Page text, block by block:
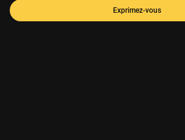
Exprimez-vous